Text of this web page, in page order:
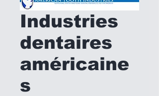
Industries
dentaires
américaine
s